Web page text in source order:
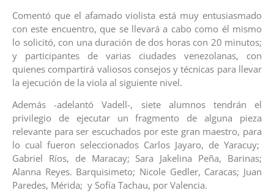
Comentó que el afamado violista está muy entusiasmado
con este encuentro, que se llevará a cabo como él mismo
lo solicitó, con una duración de dos horas con 20 minutos;
y participantes de varias ciudades venezolanas, con
quienes compartirá valiosos consejos y técnicas para llevar
la ejecución de la viola al siguiente nivel.
Además -adelantó Vadell-, siete alumnos tendrán el
privilegio de ejecutar un fragmento de alguna pieza
relevante para ser escuchados por este gran maestro, para
lo cual fueron seleccionados Carlos Jayaro, de Yaracuy;
Gabriel Ríos, de Maracay; Sara Jakelina Peña, Barinas;
Alanna Reyes. Barquisimeto; Nicole Gedler, Caracas; Juan
Paredes, Mérida; y Sofía Tachau, por Valencia.